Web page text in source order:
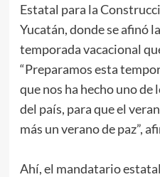
Estatal para la
Yucatán, donde se afinó
temporada vacacional
“Preparamos esta
que nos ha hecho uno de
del país, para que el
más un verano de paz”,
Ahí, el mandatario